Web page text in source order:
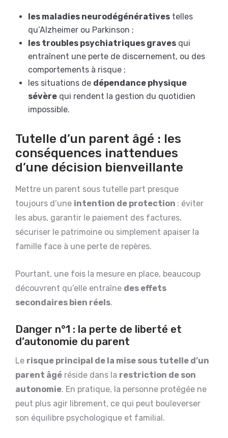
les maladies neurodégénératives telles
qu’Alzheimer ou Parkinson ;
les troubles psychiatriques graves qui
entraînent une perte de discernement, ou des
comportements à risque ;
les situations de dépendance physique
sévère qui rendent la gestion du quotidien
impossible.
Tutelle d’un parent âgé : les
conséquences inattendues
d’une décision bienveillante
Mettre un parent sous tutelle part presque
toujours d’une intention de protection : éviter
les abus, garantir le paiement des factures,
sécuriser le patrimoine ou simplement apaiser la
famille face à une perte de repères.
Pourtant, une fois la mesure en place, beaucoup
découvrent qu’elle entraîne des effets
secondaires bien réels.
Danger n°1 : la perte de liberté et
d’autonomie du parent
Le risque principal de la mise sous tutelle d’un
parent âgé réside dans la restriction de son
autonomie. En pratique, la personne protégée ne
peut plus agir librement, ce qui peut bouleverser
son équilibre psychologique et familial.